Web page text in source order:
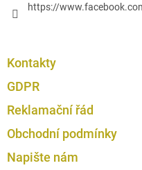
https://
Kontakty
GDPR
Reklamační řád
Obchodní podmínky
Napište nám